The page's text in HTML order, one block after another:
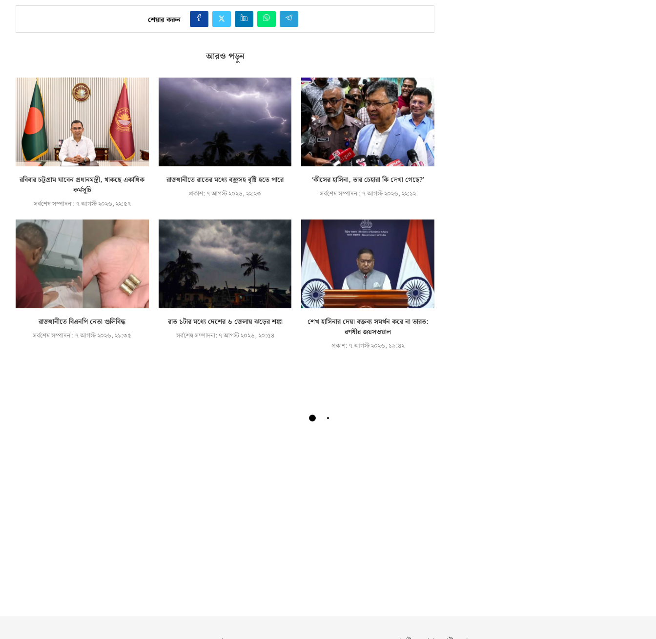
শেয়ার করুন
আরও পড়ুন
রবিবার চট্টগ্রাম যাবেন প্রধানমন্ত্রী, থাকছে একাধিক
কর্মসূচি
সর্বশেষ সম্পাদনা: ৭ আগস্ট ২০২৬, ২২:৫৭
রাজধানীতে রাতের মধ্যে বজ্রসহ বৃষ্টি হতে পারে
প্রকাশ: ৭ আগস্ট ২০২৬, ২২:২৩
‘কীসের হাসিনা, তার চেহারা কি দেখা গেছে?’
সর্বশেষ সম্পাদনা: ৭ আগস্ট ২০২৬, ২২:১২
রাজধানীতে বিএনপি নেতা গুলিবিদ্ধ
সর্বশেষ সম্পাদনা: ৭ আগস্ট ২০২৬, ২১:৩৫
রাত ১টার মধ্যে দেশের ৬ জেলায় ঝড়ের শঙ্কা
সর্বশেষ সম্পাদনা: ৭ আগস্ট ২০২৬, ২০:৫৪
শেখ হাসিনার দেয়া বক্তব্য সমর্থন করে না ভারত:
রণধীর জয়সওয়াল
প্রকাশ: ৭ আগস্ট ২০২৬, ১৯:৪২